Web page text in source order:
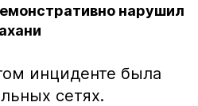
нарушил
инциденте была
сетях.